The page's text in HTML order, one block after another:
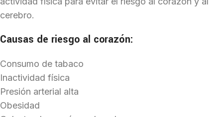
cerebro.
Causas de riesgo al corazón:
Consumo de tabaco
Inactividad física
Presión arterial alta
Obesidad